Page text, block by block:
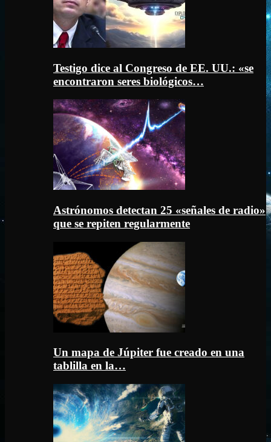
Testigo dice al Congreso de EE. UU.: «se
encontraron seres biológicos…
Astrónomos detectan 25 «señales de radio»
que se repiten regularmente
Un mapa de Júpiter fue creado en una
tablilla en la…